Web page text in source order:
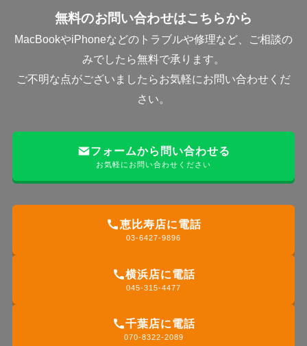
無料のお問い合わせはこちらから
MacBookやiPhoneなどのトラブルや修理など、ご相談の
みでしたら無料で承ります。
ご不明な点がございましたらお気軽にお問い合わせくだ
さい。
フォームから問い合わせる
お気軽にお問い合わせください
恵比寿店に電話
03-6427-9896
横浜店に電話
045-315-4477
千葉店に電話
070-8322-2089